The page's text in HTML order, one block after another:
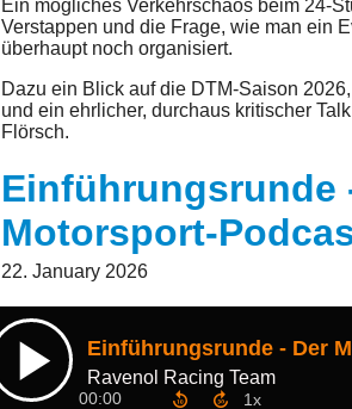
Ein mögliches Verkehrschaos beim 24-
Verstappen und die Frage, wie man ein
überhaupt noch organisiert.
Dazu ein Blick auf die DTM-Saison
und ein ehrlicher, durchaus kritischer
Flörsch.
Einführungsrunde
Motorsport-
22. January 2026
Ravenol Racing Team
00:00